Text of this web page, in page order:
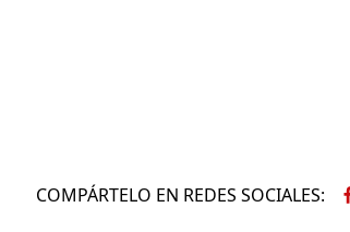
COMPÁRTELO EN REDES SOCIALES: